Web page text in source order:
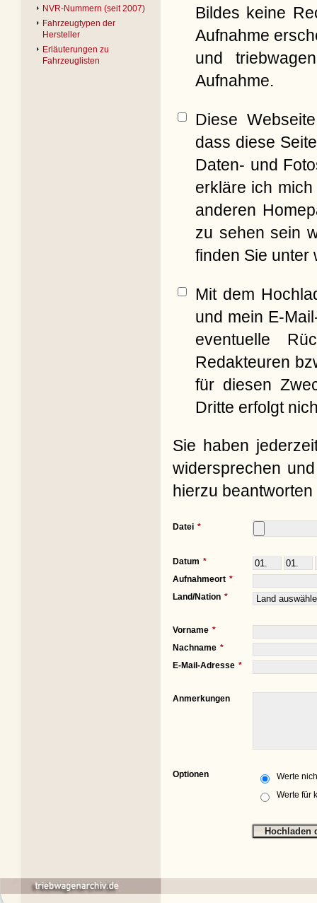
NVR-Nummern (seit 2007)
Fahrzeugtypen der
Hersteller
Erläuterungen zu
Fahrzeuglisten
Bildes keine
Aufnahme
und
Aufnahme.
Diese
dass diese
Daten- und
erkläre ich
anderen
zu sehen sein
finden Sie unter
Mit dem
und mein E-
eventuelle
Redakteuren
für diesen
Dritte erfolgt
Sie haben
widersprechen
hierzu
Datei
Datum
Aufnahmeort
Land/Nation
Vorname
Nachname
E-Mail-Adresse
Anmerkungen
Optionen
Werte
Werte für